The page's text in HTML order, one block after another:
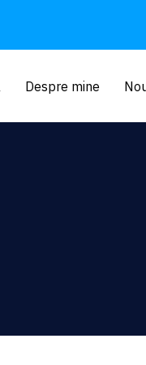
Despre mine